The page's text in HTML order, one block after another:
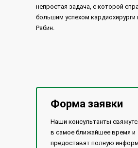
непростая задача, с которой
большим успехом кардиохирурги
Рабин.
Форма заявки
Наши консультанты
в самое ближайшее время и
предоставят полную